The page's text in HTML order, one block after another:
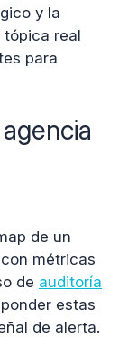
y la
real
para
de un
métricas
de auditoría
estas
de alerta.